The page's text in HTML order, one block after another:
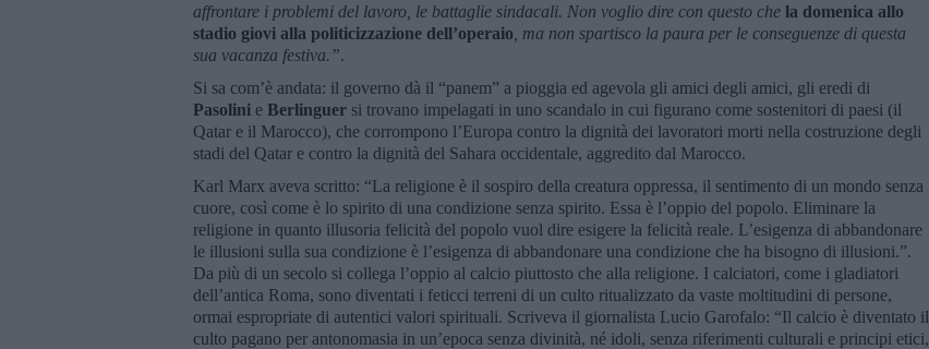
affrontare i problemi del lavoro, le battaglie sindacali. Non voglio dire con questo che la domenica allo
stadio giovi alla politicizzazione dell’operaio , ma non spartisco la paura per le conseguenze di questa
sua vacanza festiva.”.
Si sa com’è andata: il governo dà il “panem” a pioggia ed agevola gli amici degli amici, gli eredi di
Pasolini e Berlinguer si trovano impelagati in uno scandalo in cui figurano come sostenitori di paesi (il
Qatar e il Marocco), che corrompono l’Europa contro la dignità dei lavoratori morti nella costruzione degli
stadi del Qatar e contro la dignità del Sahara occidentale, aggredito dal Marocco.
Karl Marx aveva scritto: “La religione è il sospiro della creatura oppressa, il sentimento di un mondo senza
cuore, così come è lo spirito di una condizione senza spirito. Essa è l’oppio del popolo. Eliminare la
religione in quanto illusoria felicità del popolo vuol dire esigere la felicità reale. L’esigenza di abbandonare
le illusioni sulla sua condizione è l’esigenza di abbandonare una condizione che ha bisogno di illusioni.”.
Da più di un secolo si collega l’oppio al calcio piuttosto che alla religione. I calciatori, come i gladiatori
dell’antica Roma, sono diventati i feticci terreni di un culto ritualizzato da vaste moltitudini di persone,
ormai espropriate di autentici valori spirituali. Scriveva il giornalista Lucio Garofalo: “Il calcio è diventato il
culto pagano per antonomasia in un’epoca senza divinità, né idoli, senza riferimenti culturali e principi etici,